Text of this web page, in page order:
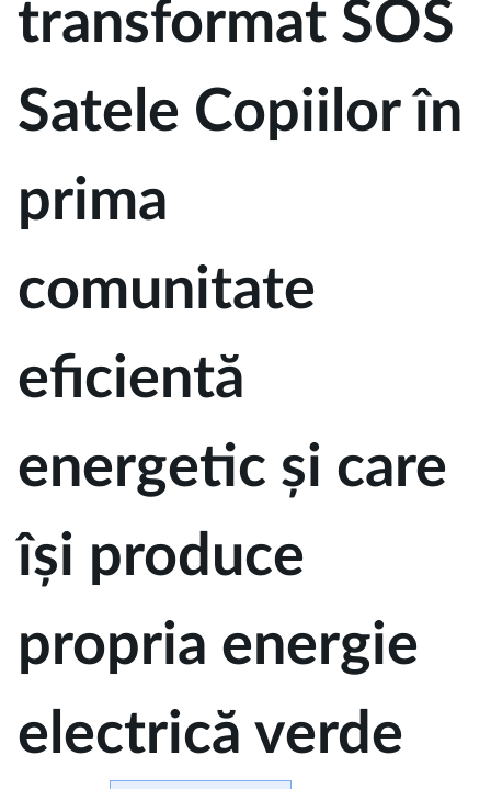
transformat SOS
Satele Copiilor în
prima
comunitate
eficientă
energetic și care
își produce
propria energie
electrică verde